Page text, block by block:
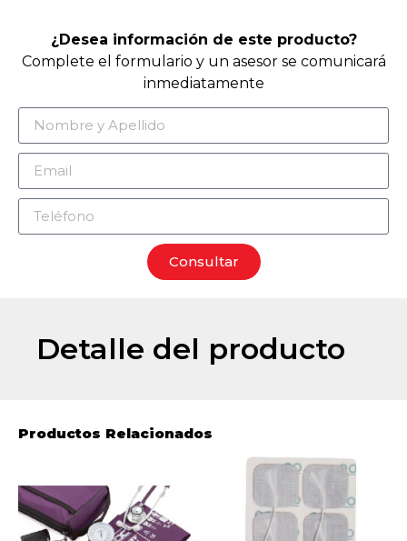
¿Desea información de este producto?
Complete el formulario y un asesor se comunicará
inmediatamente
Consultar
Detalle del producto
Productos Relacionados